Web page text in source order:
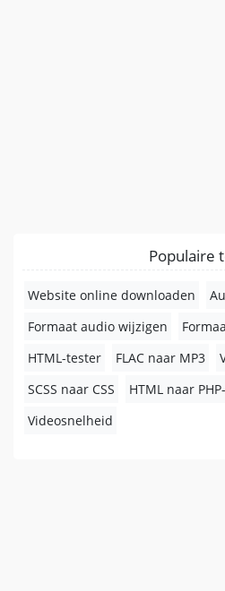
Populaire
Website online downloaden
Formaat audio wijzigen
HTML-tester
FLAC naar MP3
SCSS naar CSS
HTML naar
Videosnelheid